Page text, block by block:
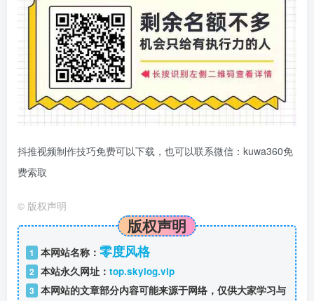
抖推视频制作技巧免费可以下载，也可以联系微信：kuwa360免
费索取
© 版权声明
版权声明
1 本网站名称： 零度风格
2 本站永久网址： top.skylog.vip
3 本网站的文章部分内容可能来源于网络，仅供大家学习与